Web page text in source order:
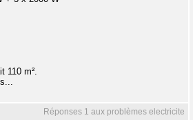
110 m².
Réponses 1 aux problèmes electricite